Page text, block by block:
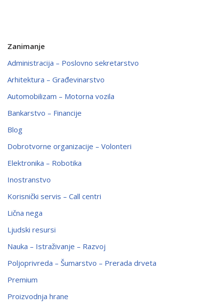
Zanimanje
Administracija – Poslovno sekretarstvo
Arhitektura – Građevinarstvo
Automobilizam – Motorna vozila
Bankarstvo – Financije
Blog
Dobrotvorne organizacije – Volonteri
Elektronika – Robotika
Inostranstvo
Korisnički servis – Call centri
Lična nega
Ljudski resursi
Nauka – Istraživanje – Razvoj
Poljoprivreda – Šumarstvo – Prerada drveta
Premium
Proizvodnja hrane